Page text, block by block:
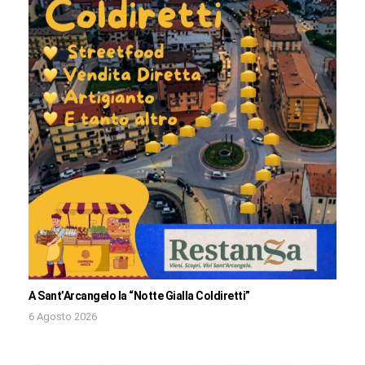
A Sant’Arcangelo la “Notte Gialla Coldiretti”
6 Agosto 2026